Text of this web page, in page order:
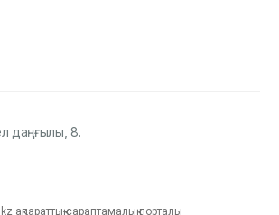
даңғылы, 8.
ақпараттық-сараптамалық порталы